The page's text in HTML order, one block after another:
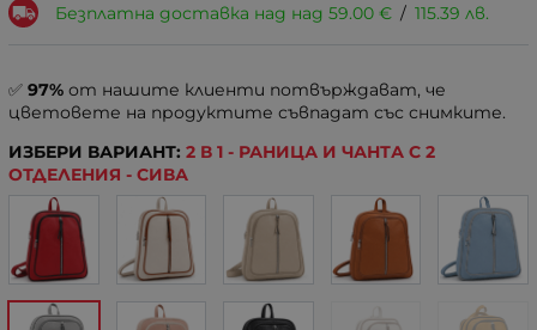
Безплатна доставка над над 59.00 € / 115.39 лв.
✅ 97% от нашите клиенти потвърждават, че
цветовете на продуктите съвпадат със снимките.
ИЗБЕРИ ВАРИАНТ: 2 В 1 - РАНИЦА И ЧАНТА С 2
ОТДЕЛЕНИЯ - СИВА